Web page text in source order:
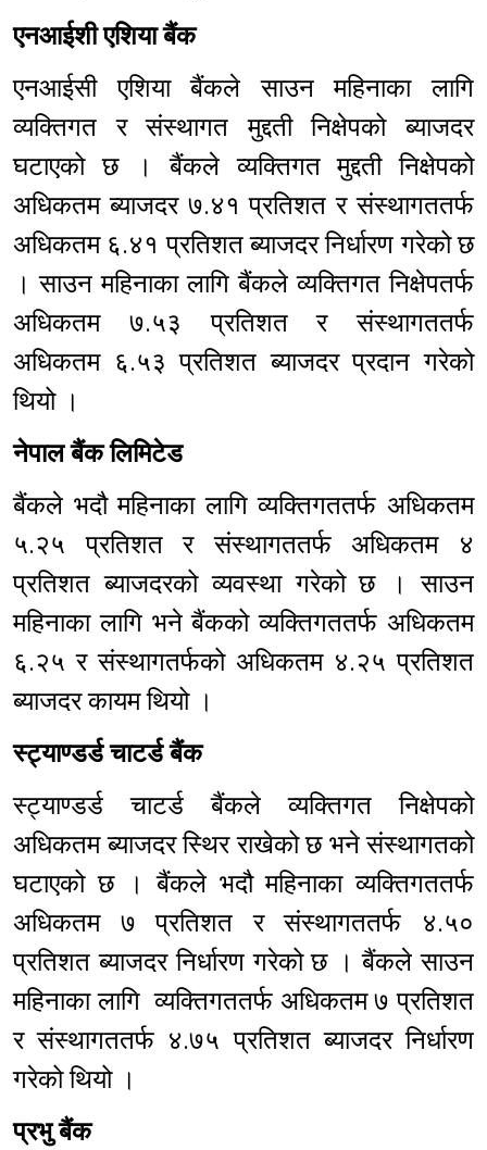
एनआईशी एशिया बैंक
एनआईसी एशिया बैंकले साउन महिनाका लागि
व्यक्तिगत र संस्थागत मुद्दती निक्षेपको ब्याजदर
घटाएको छ । बैंकले व्यक्तिगत मुद्दती निक्षेपको
अधिकतम ब्याजदर ७.४१ प्रतिशत र संस्थागततर्फ
अधिकतम ६.४१ प्रतिशत ब्याजदर निर्धारण गरेको छ
। साउन महिनाका लागि बैंकले व्यक्तिगत निक्षेपतर्फ
अधिकतम ७.५३ प्रतिशत र संस्थागततर्फ
अधिकतम ६.५३ प्रतिशत ब्याजदर प्रदान गरेको
थियो ।
नेपाल बैंक लिमिटेड
बैंकले भदौ महिनाका लागि व्यक्तिगततर्फ अधिकतम
५.२५ प्रतिशत र संस्थागततर्फ अधिकतम ४
प्रतिशत ब्याजदरको व्यवस्था गरेको छ । साउन
महिनाका लागि भने बैंकको व्यक्तिगततर्फ अधिकतम
६.२५ र संस्थागतर्फको अधिकतम ४.२५ प्रतिशत
ब्याजदर कायम थियो ।
स्ट्याण्डर्ड चाटर्ड बैंक
स्ट्याण्डर्ड चाटर्ड बैंकले व्यक्तिगत निक्षेपको
अधिकतम ब्याजदर स्थिर राखेको छ भने संस्थागतको
घटाएको छ । बैंकले भदौ महिनाका व्यक्तिगततर्फ
अधिकतम ७ प्रतिशत र संस्थागततर्फ ४.५०
प्रतिशत ब्याजदर निर्धारण गरेको छ । बैंकले साउन
महिनाका लागि व्यक्तिगततर्फ अधिकतम ७ प्रतिशत
र संस्थागततर्फ ४.७५ प्रतिशत ब्याजदर निर्धारण
गरेको थियो ।
प्रभु बैंक